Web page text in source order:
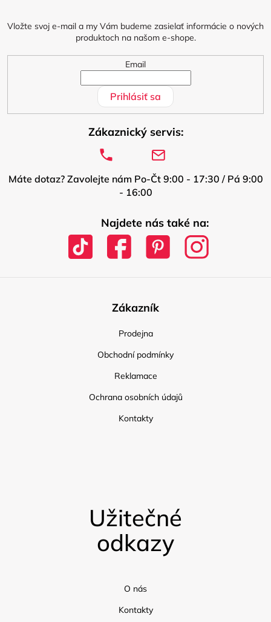
Vložte svoj e-mail a my Vám budeme zasielať informácie o nových
produktoch na našom e-shope.
Email
Prihlásiť sa
Zákaznický servis:
Máte dotaz? Zavolejte nám Po-Čt 9:00 - 17:30 / Pá 9:00
- 16:00
Najdete nás také na:
Zákazník
Prodejna
Obchodní podmínky
Reklamace
Ochrana osobních údajů
Kontakty
Užitečné
odkazy
O nás
Kontakty